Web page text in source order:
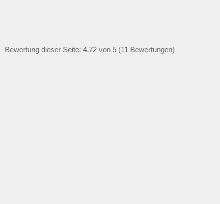
Bewertung dieser Seite: 4,72 von 5 (11 Bewertungen)